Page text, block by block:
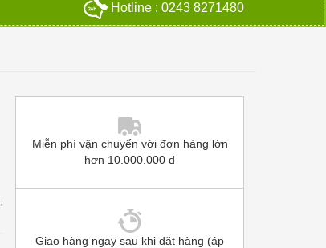
Hotline : 0243 8271480
Miễn phí vận chuyển với đơn hàng lớn
hơn 10.000.000 đ
Giao hàng ngay sau khi đặt hàng (áp